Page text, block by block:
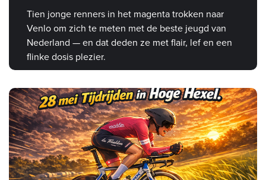
Tien jonge renners in het magenta trokken naar
Venlo om zich te meten met de beste jeugd van
Nederland — en dat deden ze met flair, lef en een
flinke dosis plezier.